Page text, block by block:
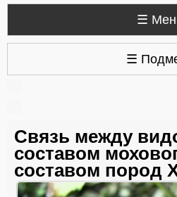
☰
☰
Связь между
составом
составом пород